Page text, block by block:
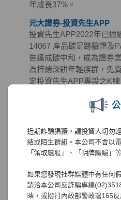
近期詐騙猖獗，請投資人切勿
結或陌生群組。本公司不會以
「領取飆股」、「明牌體驗」
如果您發現社群媒體中有任何
請洽本公司反詐騙專線
映，或撥打內政部警政署165
年成長37%。
元大證券-投資先生APP
投資先生APP2022年已通
14067 產品碳足跡驗證及
告達成碳中和，成為證券
為持續深耕年輕族群，免
定投資先生APP專設之K
術指標參數進行盤勢分析
選股、投資策略設定及即
協助客戶全面掌握投資資
功能於一身，簡化投資流
力推動「股市年輕化」，
元大證券持續精進投資先
推出「投資先生2.0」串連